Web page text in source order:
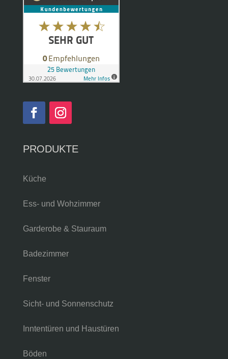
PRODUKTE
Küche
Ess- und Wohzimmer
Garderobe & Stauraum
Badezimmer
Fenster
Sicht- und Sonnenschutz
Inntentüren und Haustüren
Böden